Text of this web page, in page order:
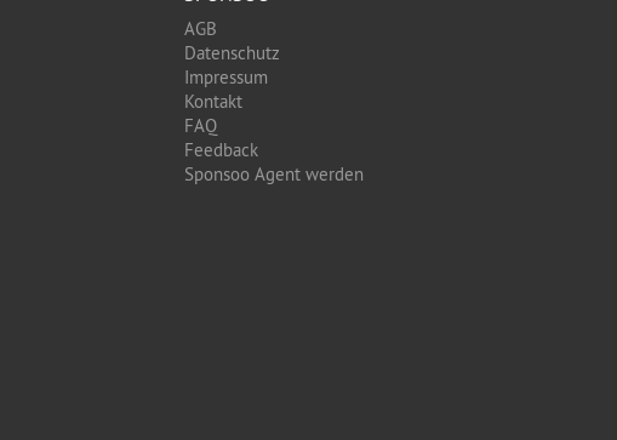
AGB
Datenschutz
Impressum
Kontakt
FAQ
Feedback
Sponsoo Agent werden